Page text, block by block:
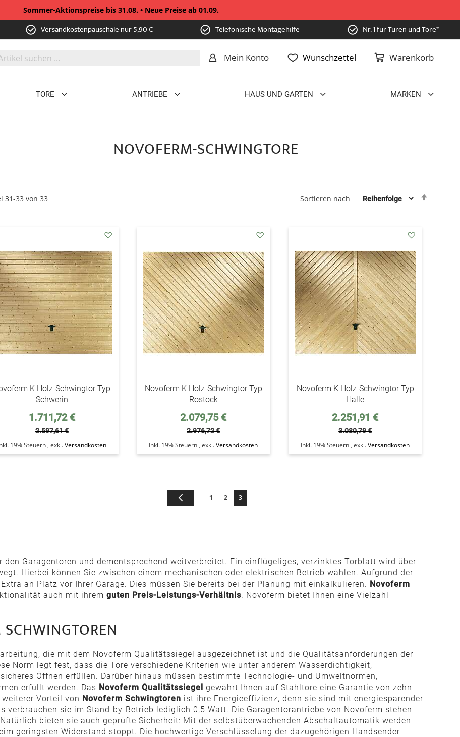
Sommer-Aktionspreise bis 31.08. • Neue Preise ab 01.09.
Versandkostenpauschale nur 5,90 € Telefonische Montagehilfe Nr. 1 für Türen und Tore*
Warenkorb
Mein Konto Wunschzettel
TORE ANTRIEBE HAUS UND GARTEN MARKEN
NOVOFERM-SCHWINGTORE
31-33 von 33 Sortieren nach
den
Wunschzettel
K Holz-Schwingtor Typ
Schwerin
Sonderpreis
1.711,72 €
2.597,61 €
19% Steuern , exkl.Versandkosten
den
Wunschzettel
Novoferm K Holz-Schwingtor Typ
Rostock
Sonderpreis
2.079,75 €
2.976,72 €
Inkl. 19% Steuern ,exkl.Versandkosten
den
Wunschzettel
Novoferm K Holz-Schwingtor Typ
Halle
Sonderpreis
2.251,91 €
3.080,79 €
Inkl. 19% Steuern ,exkl.Versandkosten
Seite ZurückSeite
1 Seite
2 Sie lesen gerade die Seite
3
Garagentoren und dementsprechend weitverbreitet. Ein einflügeliges, verzinktes Torblatt wird über
Hierbei können Sie zwischen einem mechanischen oder elektrischen Betrieb wählen. Aufgrund der
an Platz vor Ihrer Garage. Dies müssen Sie bereits bei der Planung mit einkalkulieren. Novoferm
auch mit ihrem guten Preis-Leistungs-Verhältnis. Novoferm bietet Ihnen eine Vielzahl
die mit dem Novoferm Qualitätssiegel ausgezeichnet ist und die Qualitätsanforderungen der
Norm legt fest, dass die Tore verschiedene Kriterien wie unter anderem Wasserdichtigkeit,
Öffnen erfüllen. Darüber hinaus müssen bestimmte Technologie- und Umweltnormen,
erfüllt werden. Das Novoferm Qualitätssiegel gewährt Ihnen auf Stahltore eine Garantie von zehn
Vorteil von Novoferm Schwingtoren ist ihre Energieeffizienz, denn sie sind mit energiesparender
verbrauchen sie im Stand-by-Betrieb lediglich 0,5 Watt. Die Garagentorantriebe von Novoferm stehen
bieten sie auch geprüfte Sicherheit: Mit der selbstüberwachenden Abschaltautomatik werden
geringsten Widerstand stoppt. Die hochwertige Verschlüsselung der dazugehörigen Handsender